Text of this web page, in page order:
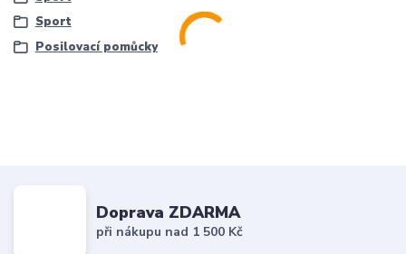
Sport
Posilovací pomůcky
Doprava ZDARMA
při nákupu nad 1 500 Kč